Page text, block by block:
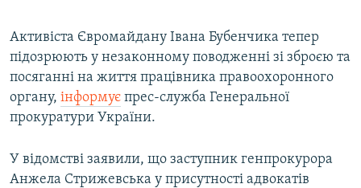
Активіста Євромайдану Івана Бубенчика тепер
підозрюють у незаконному поводженні зі зброєю та
посяганні на життя працівника правоохоронного
органу, інформує прес-служба Генеральної
прокуратури України.
У відомстві заявили, що заступник генпрокурора
Анжела Стрижевська у присутності адвокатів